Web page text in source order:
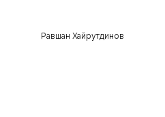
Равшан Хайрутдинов